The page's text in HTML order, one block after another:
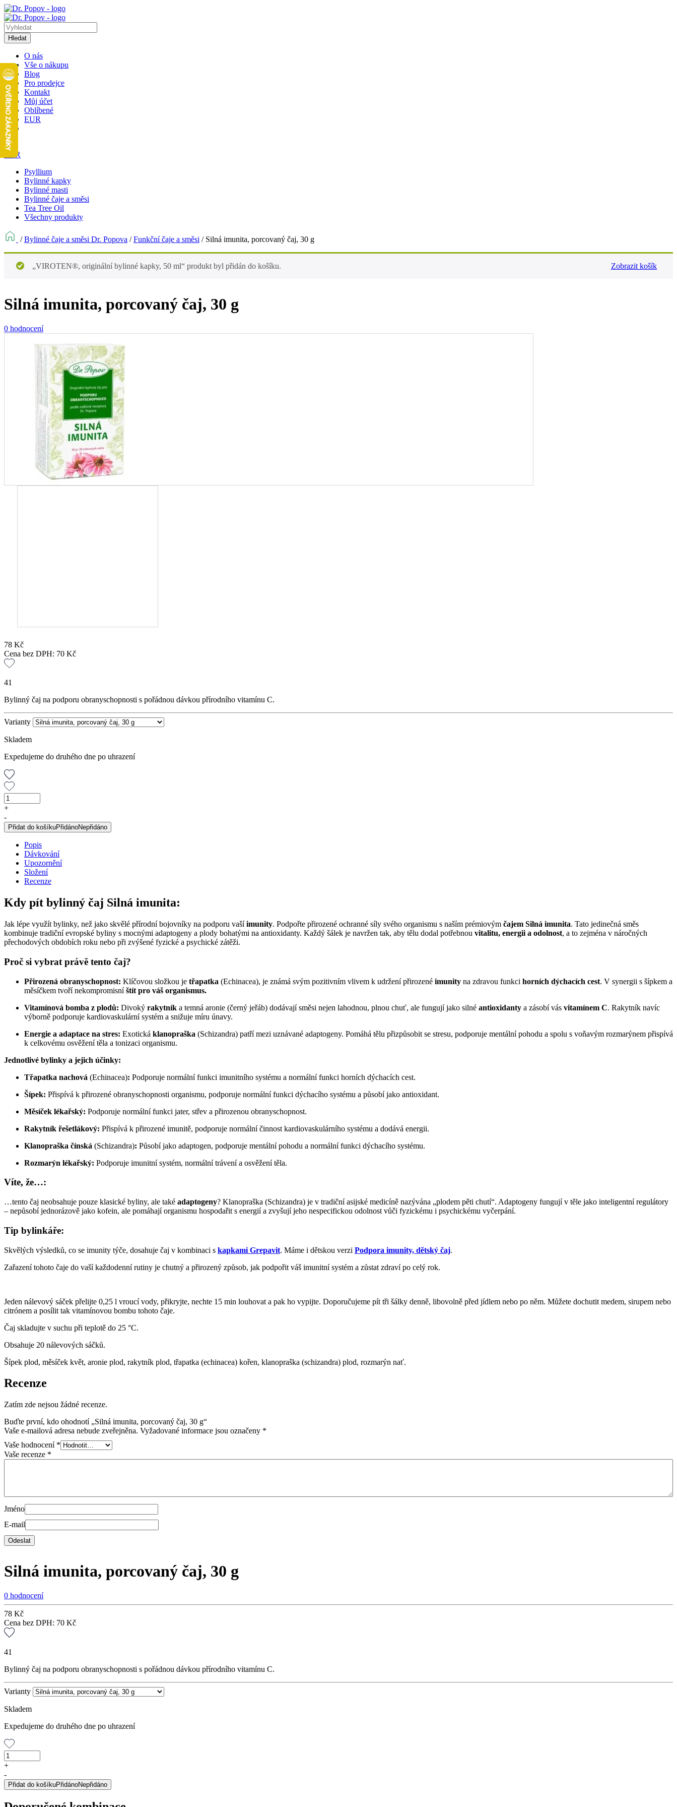
Hledat
O nás
Vše o nákupu
Blog
Pro prodejce
Kontakt
Můj účet
Oblíbené
EUR
1
EUR
Psyllium
Bylinné kapky
Bylinné masti
Bylinné čaje a směsi
Tea Tree Oil
Všechny produkty
/Bylinné čaje a směsi Dr. Popova /Funkční čaje a směsi / Silná imunita, porcovaný čaj, 30 g
„VIROTEN®, originální bylinné kapky, 50 ml“ produkt byl přidán do košíku. Zobrazit košík
Silná imunita, porcovaný čaj, 30 g
0 hodnocení
78 Kč
Cena bez DPH: 70 Kč
41
Bylinný čaj na podporu obranyschopnosti s pořádnou dávkou přírodního vitamínu C.
Varianty
Skladem
Expedujeme do druhého dne po uhrazení
Silná
imunita,
porcovaný
čaj,
30
množství
+
-
Přidat do košíkuPřidánoNepřidáno
Popis
Dávkování
Upozornění
Složení
Recenze
Kdy pít bylinný čaj Silná imunita:
Jak lépe využít bylinky, než jako skvělé přírodní bojovníky na podporu vašíimunity. Podpořte přirozené ochranné síly svého organismu s naším prémiovým čajem Silná imunita. Tato jedinečná směs
kombinuje tradiční evropské byliny s mocnými adaptogeny a plody bohatými na antioxidanty. Každý šálek je navržen tak, aby tělu dodal potřebnou vitalitu, energii a odolnost, a to zejména v náročných
přechodových obdobích roku nebo při zvýšené fyzické a psychické zátěži.
Proč si vybrat právě tento čaj?
Přirozená obranyschopnost: Klíčovou složkou je třapatka (Echinacea), je známá svým pozitivním vlivem k udržení přirozené imunity na zdravou funkci horních dýchacích cest. V synergii s šípkem a
měsíčkem tvoří nekompromisníštít pro váš organismus.
Vitamínová bomba z plodů: Divoký rakytník a temná aronie (černý jeřáb) dodávají směsi nejen lahodnou, plnou chuť, ale fungují jako silné antioxidanty a zásobí vás vitamínem C. Rakytník navíc
výborně podporuje kardiovaskulární systém a snižuje míru únavy.
Energie a adaptace na stres: Exotická klanopraška (Schizandra) patří mezi uznávané adaptogeny. Pomáhá tělu přizpůsobit se stresu, podporuje mentální pohodu a spolu s voňavým rozmarýnem přispívá
k celkovému osvěžení těla a tonizaci organismu.
Jednotlivé bylinky a jejich účinky:
Třapatka nachová (Echinacea): Podporuje normální funkci imunitního systému a normální funkci horních dýchacích cest.
Šípek: Přispívá k přirozené obranyschopnosti organismu, podporuje normální funkci dýchacího systému a působí jako antioxidant.
Měsíček lékařský: Podporuje normální funkci jater, střev a přirozenou obranyschopnost.
Rakytník řešetlákový: Přispívá k přirozené imunitě, podporuje normální činnost kardiovaskulárního systému a dodává energii.
Klanopraška čínská (Schizandra): Působí jako adaptogen, podporuje mentální pohodu a normální funkci dýchacího systému.
Rozmarýn lékařský: Podporuje imunitní systém, normální trávení a osvěžení těla.
Víte, že…:
…tento čaj neobsahuje pouze klasické byliny, ale také adaptogeny? Klanopraška (Schizandra) je v tradiční asijské medicíně nazývána „plodem pěti chutí“. Adaptogeny fungují v těle jako inteligentní regulátory
– nepůsobí jednorázově jako kofein, ale pomáhají organismu hospodařit s energií a zvyšují jeho nespecifickou odolnost vůči fyzickému i psychickému vyčerpání.
Tip bylinkáře:
Skvělých výsledků, co se imunity týče, dosahuje čaj v kombinaci s kapkami Grepavit. Máme i dětskou verzi Podpora imunity, dětský čaj.
Zařazení tohoto čaje do vaší každodenní rutiny je chutný a přirozený způsob, jak podpořit váš imunitní systém a zůstat zdraví po celý rok.
Jeden nálevový sáček přelijte 0,25 l vroucí vody, přikryjte, nechte 15 min louhovat a pak ho vypijte. Doporučujeme pít tři šálky denně, libovolně před jídlem nebo po něm. Můžete dochutit medem, sirupem nebo
citrónem a posílit tak vitamínovou bombu tohoto čaje.
Čaj skladujte v suchu při teplotě do 25 °C.
Obsahuje 20 nálevových sáčků.
Šípek plod, měsíček květ, aronie plod, rakytník plod, třapatka (echinacea) kořen, klanopraška (schizandra) plod, rozmarýn nať.
Recenze
Zatím zde nejsou žádné recenze.
Buďte první, kdo ohodnotí „Silná imunita, porcovaný čaj, 30 g“
Vaše e-mailová adresa nebude zveřejněna. Vyžadované informace jsou označeny *
Vaše hodnocení *
Vaše recenze *
Jméno
E-mail
Silná imunita, porcovaný čaj, 30 g
0 hodnocení
78 Kč
Cena bez DPH: 70 Kč
41
Bylinný čaj na podporu obranyschopnosti s pořádnou dávkou přírodního vitamínu C.
Varianty
Skladem
Expedujeme do druhého dne po uhrazení
Silná
imunita,
čaj,
30
+
-
Přidat do košíkuPřidánoNepřidáno